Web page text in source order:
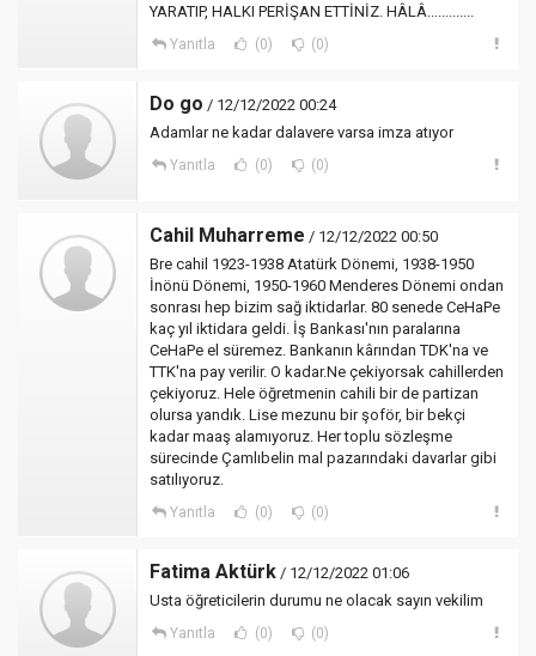
YARATIP, HALKI PERİŞAN ETTİNİZ. HÂLÂ.............
Yanıtla (0) (0)
Do go / 12/12/2022 00:24
Adamlar ne kadar dalavere varsa imza atıyor
Yanıtla (0) (0)
Cahil Muharreme / 12/12/2022 00:50
Bre cahil 1923-1938 Atatürk Dönemi, 1938-1950
İnönü Dönemi, 1950-1960 Menderes Dönemi ondan
sonrası hep bizim sağ iktidarlar. 80 senede CeHaPe
kaç yıl iktidara geldi. İş Bankası'nın paralarına
CeHaPe el süremez. Bankanın kârından TDK'na ve
TTK'na pay verilir. O kadar.Ne çekiyorsak cahillerden
çekiyoruz. Hele öğretmenin cahili bir de partizan
olursa yandık. Lise mezunu bir şoför, bir bekçi
kadar maaş alamıyoruz. Her toplu sözleşme
sürecinde Çamlıbelin mal pazarındaki davarlar gibi
satılıyoruz.
Yanıtla (0) (0)
Fatima Aktürk / 12/12/2022 01:06
Usta öğreticilerin durumu ne olacak sayın vekilim
Yanıtla (0) (0)